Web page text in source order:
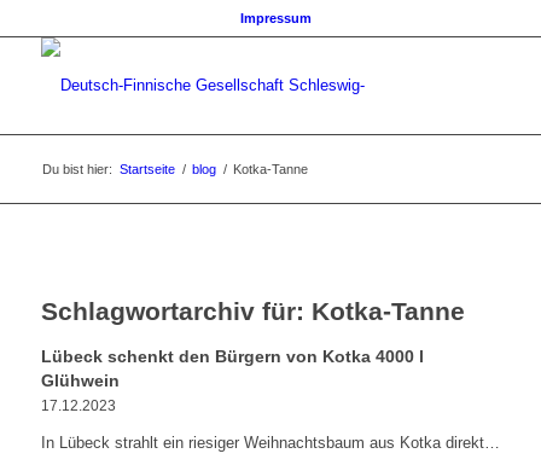
Impressum
Du bist hier: Startseite / blog / Kotka-Tanne
Schlagwortarchiv für: Kotka-Tanne
Lübeck schenkt den Bürgern von Kotka 4000 l
Glühwein
17.12.2023
In Lübeck strahlt ein riesiger Weihnachtsbaum aus Kotka direkt…